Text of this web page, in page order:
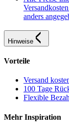
anders
Hinweise
Vorteile
Versand
100 Tage
Flexible
Mehr Inspiration